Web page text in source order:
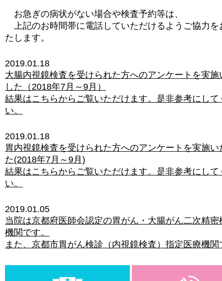
お急ぎの病状がない場合や検査予約等は、
上記のお時間帯に電話していただけるようご協力を
たします。
2019.01.18
大腸内視鏡検査を受けられた方へのアンケートを実施
した（2018年7月～9月）
結果はこちらからご覧いただけます。是非参考にして
い。
2019.01.18
胃内視鏡検査を受けられた方へのアンケートを実施い
た(2018年7月～9月)
結果はこちらからご覧いただけます。是非参考にして
い。
2019.01.05
当院は京都府医師会認定の胃がん・大腸がん二次精密
機関です。
また、京都市胃がん検診（内視鏡検査）指定医療機関